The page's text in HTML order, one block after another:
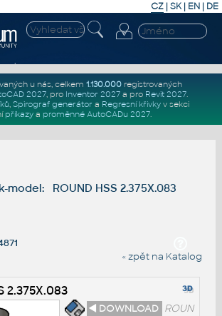
CZ | SK| EN | DE
u nás, celkem 1.130.000registrovaných
2027, pro Inventor 2027a pro Revit 2027.
, Spirograf generátor a Regresní křivkyv sekci
příkazya proměnné AutoCADu 2027.
model: ROUND HSS 2.375X.083
« zpět na Katalog
2.375X.083
◄ DOWNLOAD ROUN